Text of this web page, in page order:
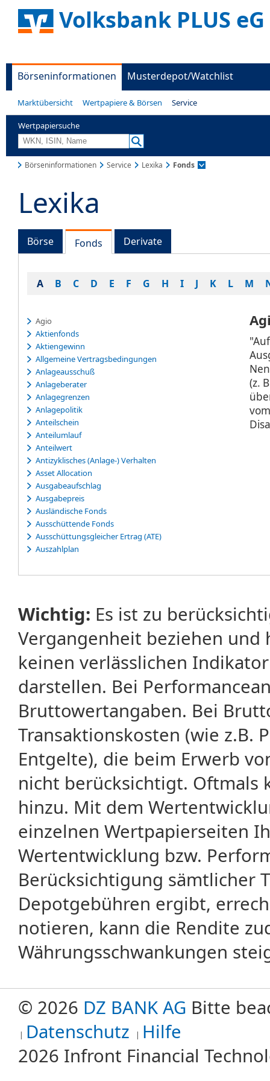
Volksbank PLUS eG
Börseninformationen Musterdepot/Watchlist
Marktübersicht Wertpapiere & Börsen Service
Wertpapiersuche
Börseninformationen Service Lexika Fonds
Lexika
Börse Fonds Derivate
A B C D E F G H I J K L M
Agio
Aktienfonds
Aktiengewinn
Allgemeine Vertragsbedingungen
Anlageausschuß
Anlageberater
Anlagegrenzen
Anlagepolitik
Anteilschein
Anteilumlauf
Anteilwert
Antizyklisches (Anlage-) Verhalten
Asset Allocation
Ausgabeaufschlag
Ausgabepreis
Ausländische Fonds
Ausschüttende Fonds
Ausschüttungsgleicher Ertrag (ATE)
Auszahlplan
(z.
Wichtig: Es ist zu
Vergangenheit beziehen
keinen verlässlichen
darstellen. Bei
Bruttowertangaben. Bei
Transaktionskosten (wie z.B.
Entgelte), die beim Erwerb
nicht berücksichtigt. Oftmals
hinzu. Mit dem
einzelnen Wertpapierseiten
Wertentwicklung bzw.
Berücksichtigung sämtlicher
Depotgebühren ergibt,
notieren, kann die Rendite
Währungsschwankungen
© 2026 DZ BANK AG Bitte
Datenschutz Hilfe
2026 Infront Financial